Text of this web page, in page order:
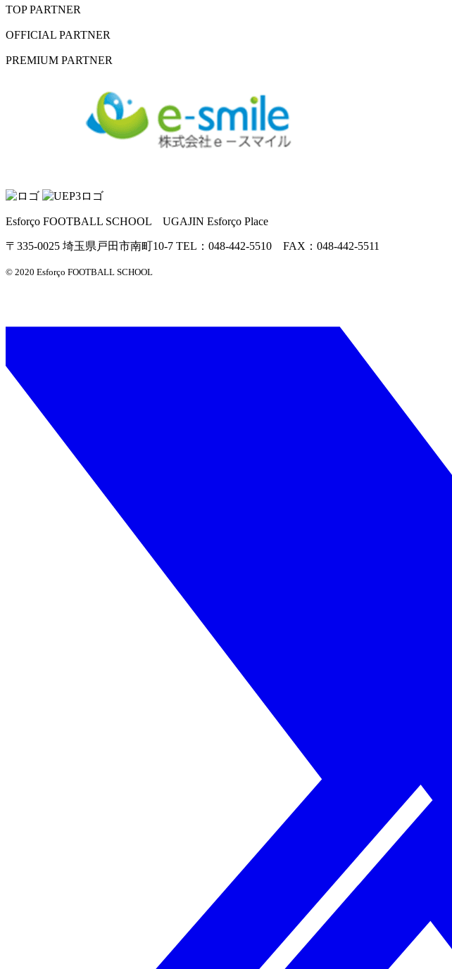
TOP PARTNER
OFFICIAL PARTNER
PREMIUM PARTNER
Esforço FOOTBALL SCHOOL UGAJIN Esforço Place
〒335-0025 埼玉県戸田市南町10-7 TEL：048-442-5510 FAX：048-442-5511
© 2020 Esforço FOOTBALL SCHOOL